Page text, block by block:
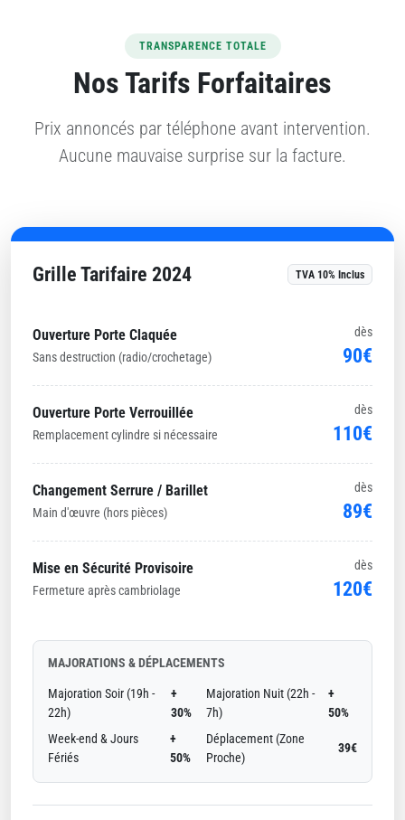
TRANSPARENCE TOTALE
Nos Tarifs Forfaitaires
Prix annoncés par téléphone avant intervention.
Aucune mauvaise surprise sur la facture.
Grille Tarifaire 2024 TVA 10% Inclus
Ouverture Porte Claquée
Sans destruction (radio/crochetage)
dès
90€
Ouverture Porte Verrouillée
Remplacement cylindre si nécessaire
dès
110€
Changement Serrure / Barillet
Main d'œuvre (hors pièces)
dès
89€
Mise en Sécurité Provisoire
Fermeture après cambriolage
dès
120€
MAJORATIONS & DÉPLACEMENTS
Majoration Soir (19h -
22h)
+
30%
Majoration Nuit (22h -
7h)
+
50%
Week-end & Jours
Fériés
+
50%
Déplacement (Zone
Proche)
39€